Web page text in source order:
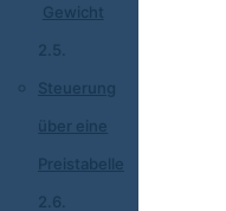
Gewicht
Steuerung
über eine
Preistabelle